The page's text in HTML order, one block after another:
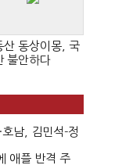
산 동상이몽, 국
불안하다
남, 김민석-정
애플 반격 주